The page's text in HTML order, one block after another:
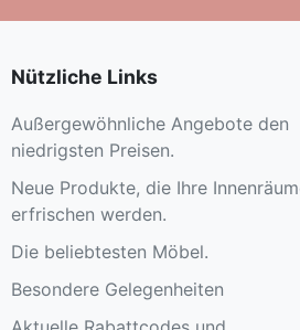
Nützliche Links
Außergewöhnliche Angebote den
niedrigsten Preisen.
Neue Produkte, die Ihre
erfrischen werden.
Die beliebtesten Möbel.
Besondere Gelegenheiten